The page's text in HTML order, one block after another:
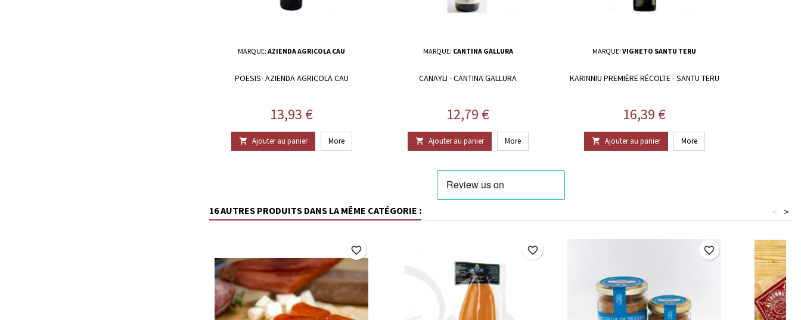
MARQUE: AZIENDA AGRICOLA CAU
POESIS- AZIENDA AGRICOLA CAU
Prix
13,93 €
 Ajouter au panier More
MARQUE: CANTINA GALLURA
CANAYLI - CANTINA GALLURA
Prix
12,79 €
 Ajouter au panier More
MARQUE: VIGNETO SANTU TERU
KARINNIU PREMIÈRE RÉCOLTE - SANTU TERU
Prix
16,39 €
 Ajouter au panier More
16 AUTRES PRODUITS DANS LA MÊME CATÉGORIE : >
<
favorite_border favorite_border favorite_border